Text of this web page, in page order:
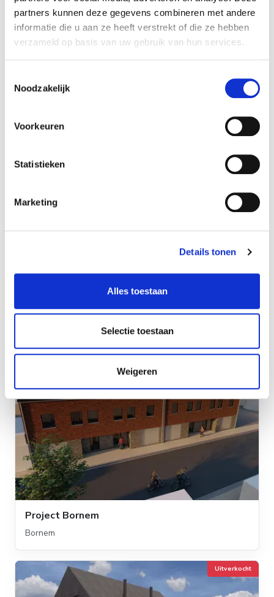
partners kunnen deze gegevens combineren met andere
informatie die u aan ze heeft verstrekt of die ze hebben
verzameld op basis van uw gebruik van hun services.
Noodzakelijk
Voorkeuren
Statistieken
Marketing
Details tonen
Alles toestaan
Selectie toestaan
Weigeren
Project Bunsbeek
Bunsbeek
25% verkocht
Project Pellenberg
Lubbeek (Pellenberg)
Project Bornem
Bornem
Uitverkocht